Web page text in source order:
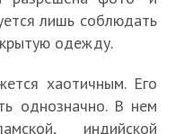
лишь соблюдать
одежду.
хаотичным. Его
однозначно. В нем
индийской